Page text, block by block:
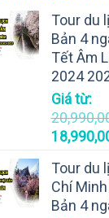
Tour du
Bản 4
Tết Âm
2024
Giá từ:
Tour du
Chí
Bản 4